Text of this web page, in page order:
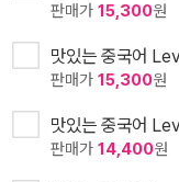
판매가 15,300원
맛있는 중국어
판매가 15,300원
맛있는 중국어
판매가 14,400원